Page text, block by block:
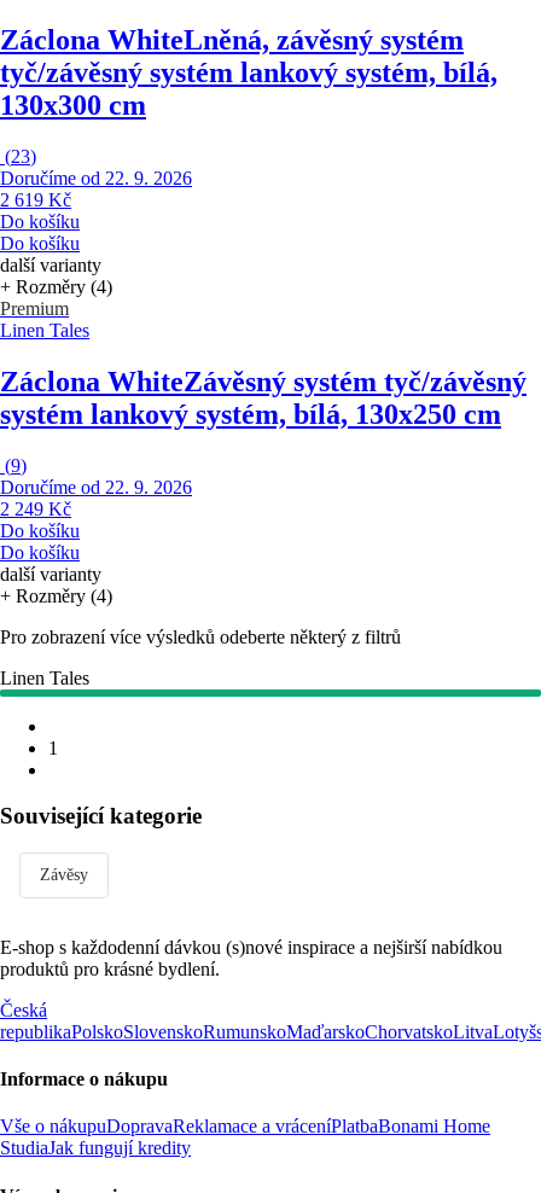
Záclona WhiteLněná, závěsný systém
tyč/závěsný systém lankový systém, bílá,
130x300 cm
(23)
Doručíme od 22. 9. 2026
2 619 Kč
Do košíku
Do košíku
další varianty
+ Rozměry (4)
Premium
Linen Tales
Záclona WhiteZávěsný systém tyč/závěsný
systém lankový systém, bílá, 130x250 cm
(9)
Doručíme od 22. 9. 2026
2 249 Kč
Do košíku
Do košíku
další varianty
+ Rozměry (4)
Pro zobrazení více výsledků odeberte některý z filtrů
Linen Tales
1
Související kategorie
Závěsy
E-shop s každodenní dávkou (s)nové inspirace a nejširší nabídkou
produktů pro krásné bydlení.
Česká
republikaPolskoSlovenskoRumunskoMaďarskoChorvatskoLitva
Informace o nákupu
Vše o nákupuDopravaReklamace a vráceníPlatbaBonami Home
StudiaJak fungují kredity